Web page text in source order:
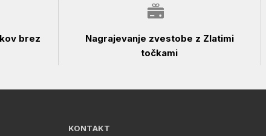
brez
Nagrajevanje zvestobe z Zlatimi
točkami
KONTAKT